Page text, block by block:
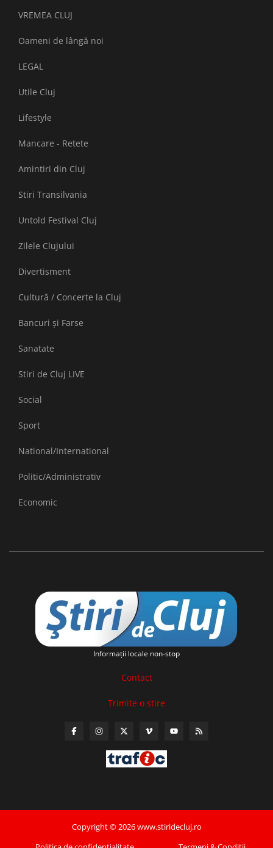
VREMEA CLUJ
Oameni de lângă noi
LEGAL
Utile Cluj
Lifestyle
Mancare - Retete
Amintiri din Cluj
Stiri Transilvania
Untold Festival Cluj
Zilele Clujului
Divertisment
Cultură / Concerte la Cluj
Bancuri și Farse
Sanatate
Stiri de Cluj LIVE
Social
Sport
National/International
Politic/Administrativ
Economic
Informaţii locale non-stop
Contact
Trimite o stire
Copyright © 2026 www.stiridecluj.ro